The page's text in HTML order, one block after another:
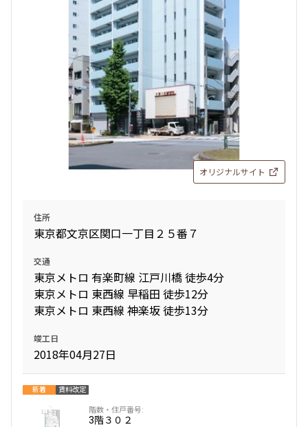
賃料改定
8階８２３
165,000円 8,000円
1.0ヶ月
1DK35.29㎡
ペット可
追加
賃料改定
234,000円12,000円
1.0ヶ月 1.0ヶ月
オリジナルサイト
住所
東京都文京区関口一丁目２５番７
交通
東京メトロ 有楽町線 江戸川橋 徒歩4分
東京メトロ 東西線 早稲田 徒歩12分
東京メトロ 東西線 神楽坂 徒歩13分
竣工日
2018年04月27日
新着 賃料改定
3階３０２